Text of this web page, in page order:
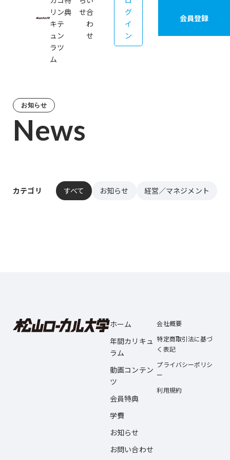
リ
キ
ュ
ラ
ム
ン
テ
ン
ツ
典
せ合
わ
せ
グ
イ
ン
会員登録
お知らせ
News
カテゴリ すべて お知らせ 経営／マネジメント
ホーム
年間カリキュ
ラム
動画コンテン
ツ
会員特典
学費
お知らせ
お問い合わせ
会社概要
特定商取引法に基づ
く表記
プライバシーポリシ
ー
利用規約